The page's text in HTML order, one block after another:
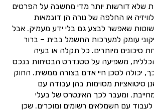
שלא דורשות יותר מדי מחשבה על הפרטים
או החלפה של נורה הן דוגמאות
שאפשר לבצע גם בלי ידע מעמיק. אבל
עומק למערכות החשמל בבית – ברור
סיכונים מיותרים. כל תקלה או בעיה
משפיעה על סטנדרט הבטיחות בנכס
יכולה לסכן חיי אדם בצורה ממשית. החוק
סיטואציות מסוימות בהן עבודה עם
ומעבר לכך האינטרס של בעלי
עם חשמלאים רשומים ומוכרים. שכן